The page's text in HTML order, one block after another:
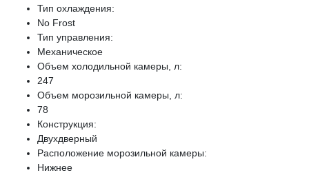
Тип охлаждения:
No Frost
Тип управления:
Механическое
Объем холодильной камеры, л:
247
Объем морозильной камеры, л:
78
Конструкция:
Двухдверный
Расположение морозильной камеры:
Нижнее